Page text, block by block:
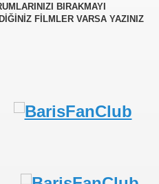
BIRAKMAYI
FİLMLER VARSA YAZINIZ